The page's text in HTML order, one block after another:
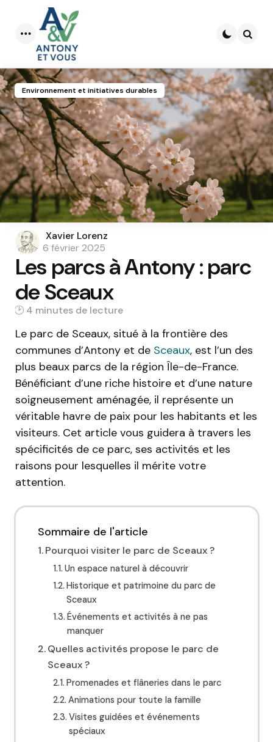
Menu
Environnement et initiatives durables
Posted
by
Xavier Lorenz
6 février 2025
Les parcs à Antony : parc
de Sceaux
4 min
Le parc de Sceaux, situé à la frontière des
communes d’Antony et de Sceaux, est l’un des
plus beaux parcs de la région Île-de-France.
Bénéficiant d’une riche histoire et d’une nature
soigneusement aménagée, il représente un
véritable havre de paix pour les habitants et les
visiteurs. Cet article vous guidera à travers les
spécificités de ce parc, ses activités et les
raisons pour lesquelles il mérite votre
attention.
Sommaire de l'article
Pourquoi visiter le parc de Sceaux ?
Un espace naturel à découvrir
Historique et patrimoine du parc de
Sceaux
Événements et activités à ne pas
manquer
Quelles activités propose le parc de
Sceaux ?
Promenades et flâneries dans le parc
Animations pour toute la famille
Visites guidées et événements
spéciaux